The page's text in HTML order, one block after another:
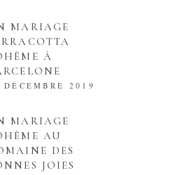
MARIAGE
À
DÉCEMBRE 2019
MARIAGE
AU
DES
JOIES